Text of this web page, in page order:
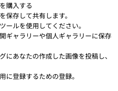
購入する
保存して共有します。
ールを使用してください。
ギャラリーや個人ギャラリーに保存
にあなたの作成した画像を投稿し、
に登録するための登録。